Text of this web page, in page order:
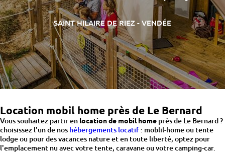
SAINT HILAIRE DE RIEZ - VENDÉE
Location mobil home près de Le Bernard
Vous souhaitez partir en location de mobil home près de Le Bernard ?
choisissez l'un de nos hébergements locatif: moblil-home ou tente
lodge ou pour des vacances nature et en toute liberté, optez pour
l'emplacement nu avec votre tente, caravane ou votre camping-car.